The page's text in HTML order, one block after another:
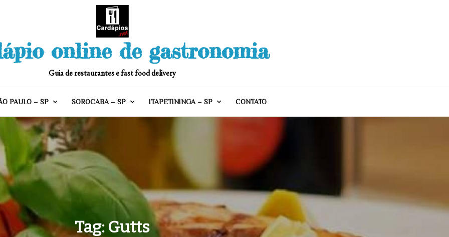
online de gastronomia
Guia de restaurantes e fast food delivery
PAULO – SP SOROCABA – SP ITAPETININGA – SP CONTATO
Tag: Gutts